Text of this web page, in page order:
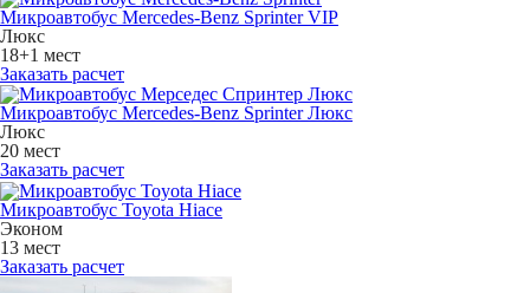
Микроавтобус Mercedes-Benz Sprinter VIP
Люкс
18+1 мест
Заказать расчет
Микроавтобус Mercedes-Benz Sprinter Люкс
Люкс
20 мест
Заказать расчет
Микроавтобус Toyota Hiace
Эконом
13 мест
Заказать расчет